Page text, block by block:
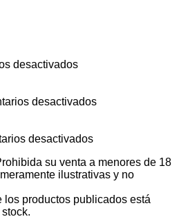
desactivadosen
desactivadosen
desactivadosen
su venta a menores de 18
ilustrativas y no
los productos publicados está